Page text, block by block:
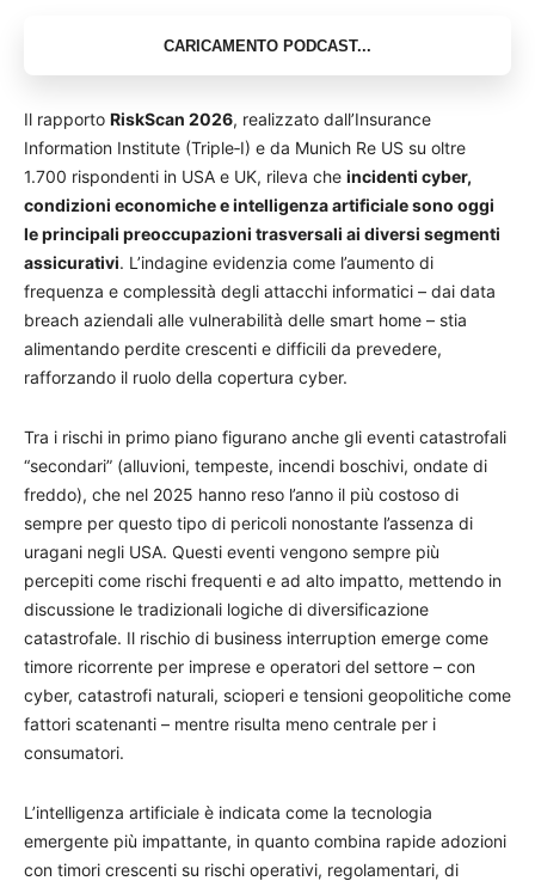
Il rapporto RiskScan 2026, realizzato dall’Insurance
Information Institute (Triple‑I) e da Munich Re US su oltre
1.700 rispondenti in USA e UK, rileva che incidenti cyber,
condizioni economiche e intelligenza artificiale sono oggi
le principali preoccupazioni trasversali ai diversi segmenti
assicurativi. L’indagine evidenzia come l’aumento di
frequenza e complessità degli attacchi informatici – dai data
breach aziendali alle vulnerabilità delle smart home – stia
alimentando perdite crescenti e difficili da prevedere,
rafforzando il ruolo della copertura cyber.
Tra i rischi in primo piano figurano anche gli eventi catastrofali
“secondari” (alluvioni, tempeste, incendi boschivi, ondate di
freddo), che nel 2025 hanno reso l’anno il più costoso di
sempre per questo tipo di pericoli nonostante l’assenza di
uragani negli USA. Questi eventi vengono sempre più
percepiti come rischi frequenti e ad alto impatto, mettendo in
discussione le tradizionali logiche di diversificazione
catastrofale. Il rischio di business interruption emerge come
timore ricorrente per imprese e operatori del settore – con
cyber, catastrofi naturali, scioperi e tensioni geopolitiche come
fattori scatenanti – mentre risulta meno centrale per i
consumatori.
L’intelligenza artificiale è indicata come la tecnologia
emergente più impattante, in quanto combina rapide adozioni
con timori crescenti su rischi operativi, regolamentari, di